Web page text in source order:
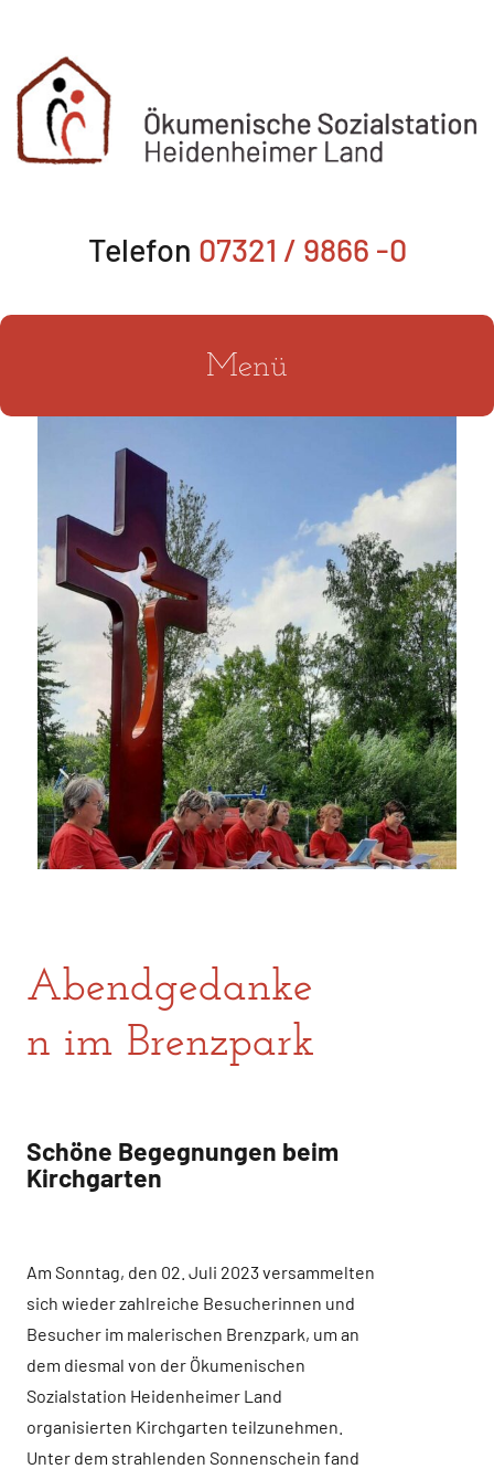
Inhalt
springen
Telefon 07321 / 9866 -0
Menü
Abendgedanke
n im Brenzpark
Schöne Begegnungen beim
Kirchgarten
Am Sonntag, den 02. Juli 2023 versammelten
sich wieder zahlreiche Besucherinnen und
Besucher im malerischen Brenzpark, um an
dem diesmal von der Ökumenischen
Sozialstation Heidenheimer Land
organisierten Kirchgarten teilzunehmen.
Unter dem strahlenden Sonnenschein fand